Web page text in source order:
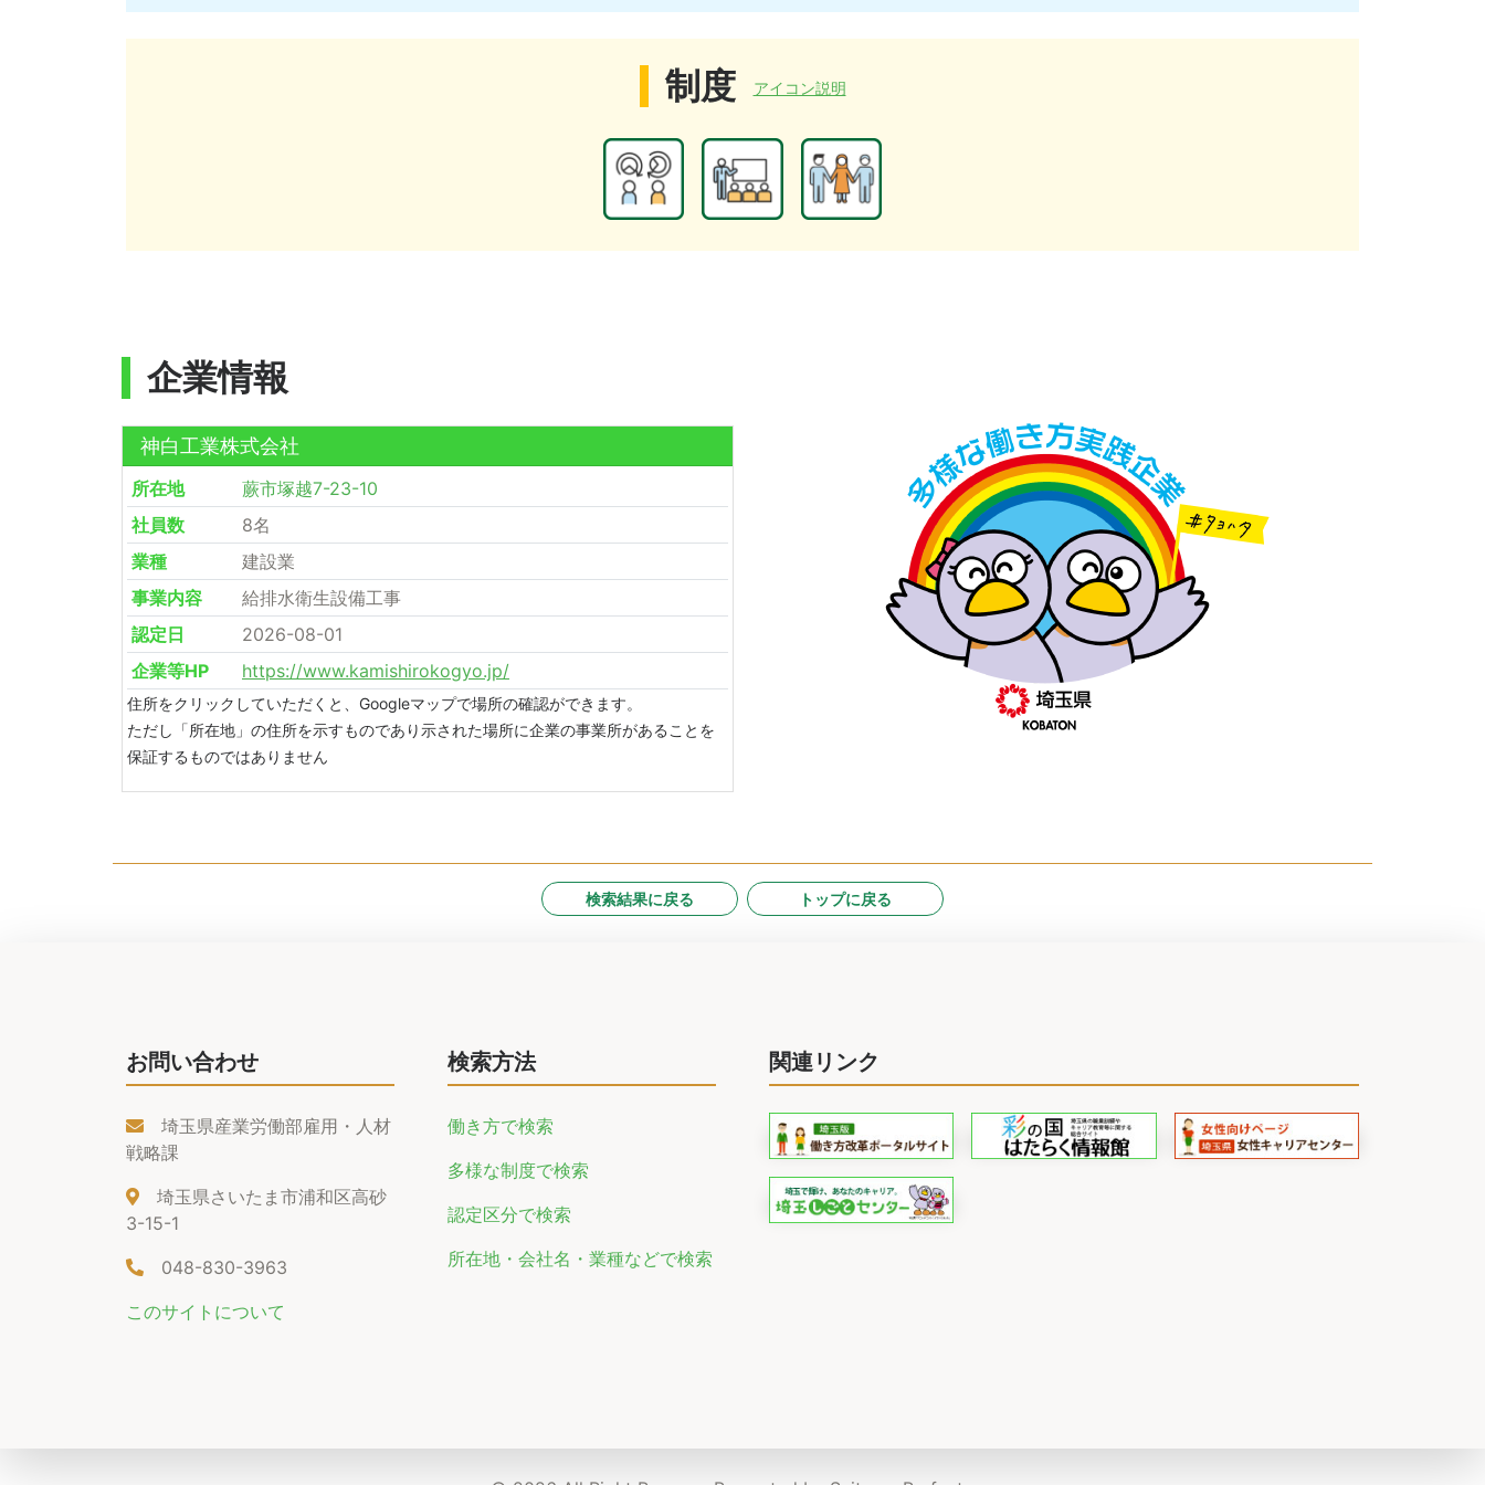
制度 アイコン説明
企業情報
神白工業株式会社
所在地
蕨市塚越7-23-10
社員数
8名
業種
建設業
事業内容
給排水衛生設備工事
認定日
2026-08-01
企業等HP
https://www.kamishirokogyo.jp/
住所をクリックしていただくと、Googleマップで場所の確認ができます。
ただし「所在地」の住所を示すものであり示された場所に企業の事業所があることを
保証するものではありません
検索結果に戻る トップに戻る
お問い合わせ
埼玉県産業労働部雇用・人材
戦略課
埼玉県さいたま市浦和区高砂
3-15-1
048-830-3963
このサイトについて
検索方法
働き方で検索
多様な制度で検索
認定区分で検索
所在地・会社名・業種などで検索
関連リンク